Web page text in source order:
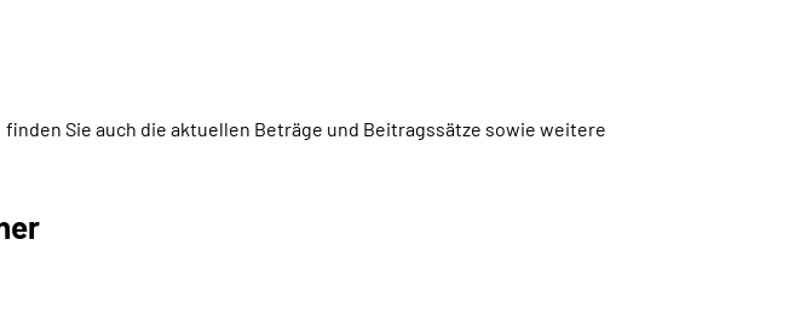
finden Sie auch die aktuellen Beträge und Beitragssätze sowie weitere